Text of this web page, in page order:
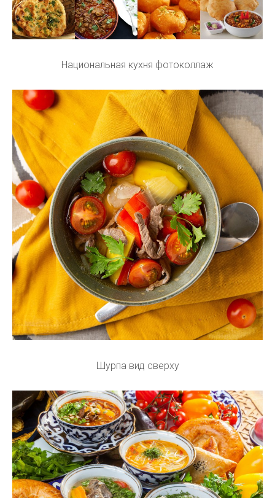
Национальная кухня фотоколлаж
Шурпа вид сверху